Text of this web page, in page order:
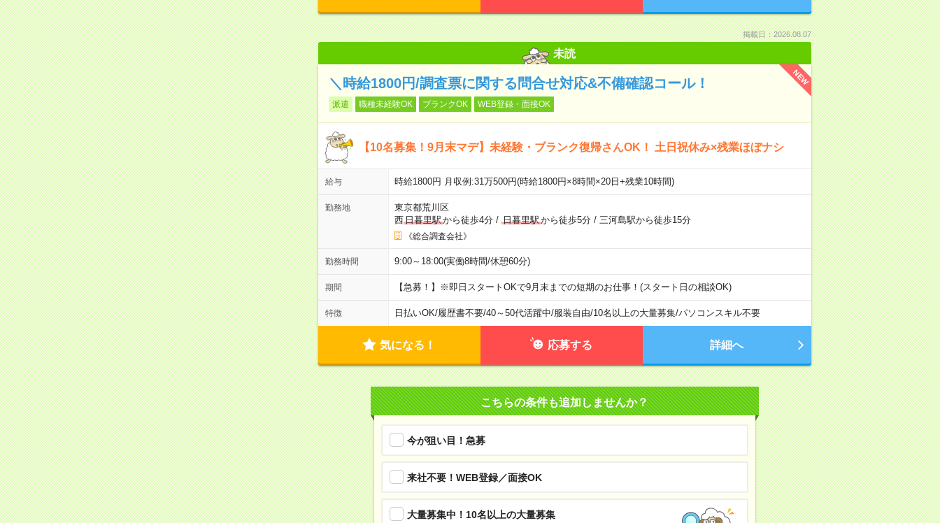
掲載日：2026.08.07
未読
NEW
＼時給1800円/調査票に関する問合せ対応&不備確認コール！
派遣 職種未経験OK ブランクOK WEB登録・面接OK
【10名募集！9月末マデ】未経験・ブランク復帰さんOK！ 土日祝休み×残業ほぼナシ
給与 時給1800円 月収例:31万500円(時給1800円×8時間×20日+残業10時間)
勤務地
東京都荒川区
西日暮里駅から徒歩4分/ 日暮里駅から徒歩5分/ 三河島駅から徒歩15分
《総合調査会社》
勤務時間 9:00～18:00(実働8時間/休憩60分)
期間 【急募！】※即日スタートOKで9月末までの短期のお仕事！(スタート日の相談OK)
特徴 日払いOK/履歴書不要/40～50代活躍中/服装自由/10名以上の大量募集/パソコンスキル不要
気になる！ 応募する 詳細へ
こちらの条件も追加しませんか？
今が狙い目！急募
来社不要！WEB登録／面接OK
大量募集中！10名以上の大量募集